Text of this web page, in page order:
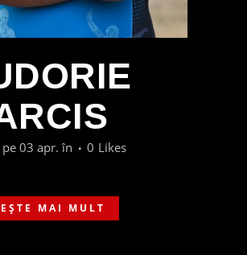
03 apr.în 0 Likes
MAI MULT